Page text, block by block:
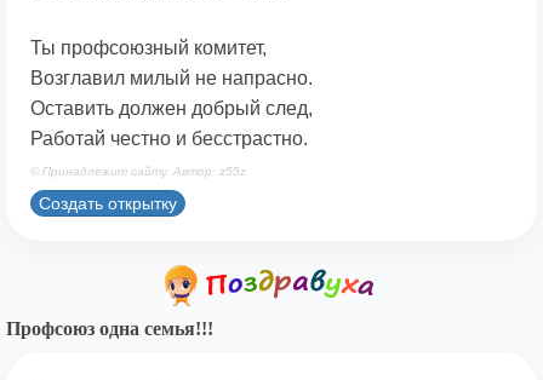
Ты профсоюзный комитет,
Возглавил милый не напрасно.
Оставить должен добрый след,
Работай честно и бесстрастно.
© Принадлежит сайту. Автор: z55z
Создать открытку
Профсоюз одна семья!!!